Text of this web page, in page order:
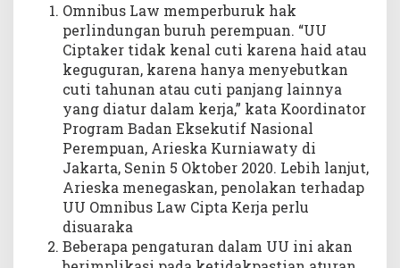
Omnibus Law memperburuk hak
perlindungan buruh perempuan. “UU
Ciptaker tidak kenal cuti karena haid atau
keguguran, karena hanya menyebutkan
cuti tahunan atau cuti panjang lainnya
yang diatur dalam kerja,” kata Koordinator
Program Badan Eksekutif Nasional
Perempuan, Arieska Kurniawaty di
Jakarta, Senin 5 Oktober 2020. Lebih lanjut,
Arieska menegaskan, penolakan terhadap
UU Omnibus Law Cipta Kerja perlu
disuaraka
Beberapa pengaturan dalam UU ini akan